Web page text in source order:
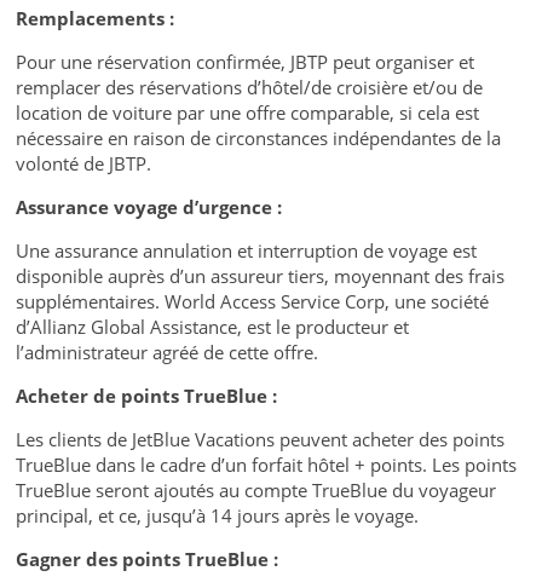
Remplacements :
Pour une réservation confirmée, JBTP peut organiser et
remplacer des réservations d’hôtel/de croisière et/ou de
location de voiture par une offre comparable, si cela est
nécessaire en raison de circonstances indépendantes de la
volonté de JBTP.
Assurance voyage d’urgence :
Une assurance annulation et interruption de voyage est
disponible auprès d’un assureur tiers, moyennant des frais
supplémentaires. World Access Service Corp, une société
d’Allianz Global Assistance, est le producteur et
l’administrateur agréé de cette offre.
Acheter de points TrueBlue :
Les clients de JetBlue Vacations peuvent acheter des points
TrueBlue dans le cadre d’un forfait hôtel + points. Les points
TrueBlue seront ajoutés au compte TrueBlue du voyageur
principal, et ce, jusqu’à 14 jours après le voyage.
Gagner des points TrueBlue :